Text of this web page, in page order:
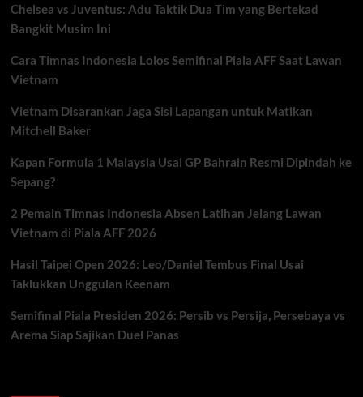
Chelsea vs Juventus: Adu Taktik Dua Tim yang Bertekad
Bangkit Musim Ini
Cara Timnas Indonesia Lolos Semifinal Piala AFF Saat Lawan
Vietnam
Vietnam Disarankan Jaga Sisi Lapangan untuk Matikan
Mitchell Baker
Kapan Formula 1 Malaysia Usai GP Bahrain Resmi Dipindah ke
Sepang?
2 Pemain Timnas Indonesia Absen Latihan Jelang Lawan
Vietnam di Piala AFF 2026
Hasil Taipei Open 2026: Leo/Daniel Tembus Final Usai
Taklukkan Unggulan Keenam
Semifinal Piala Presiden 2026: Persib vs Persija, Persebaya vs
Arema Siap Sajikan Duel Panas